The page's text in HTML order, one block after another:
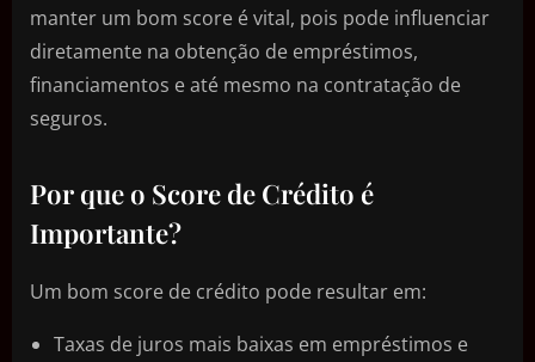
manter um bom score é vital, pois pode influenciar
diretamente na obtenção de empréstimos,
financiamentos e até mesmo na contratação de
seguros.
Por que o Score de Crédito é
Importante?
Um bom score de crédito pode resultar em:
Taxas de juros mais baixas em empréstimos e